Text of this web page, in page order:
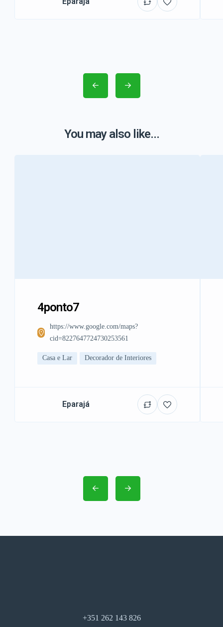
You may also like...
4ponto7
https://www.google.com/maps?
cid=8227647724730253561
Casa e Lar Decorador de Interiores
Eparajá
+351 262 143 826